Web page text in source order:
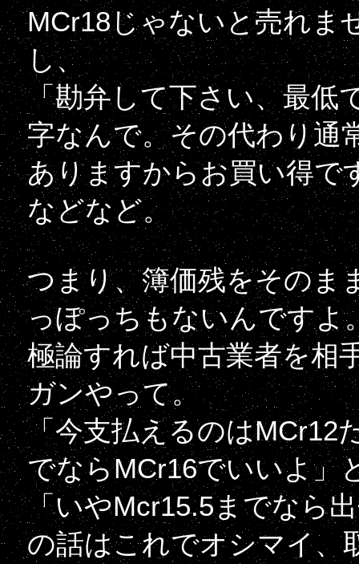
MCr18じゃないと売れま
し、
「勘弁して下さい、最低
字なんで。その代わり通
ありますからお買い得で
などなど。
つまり、簿価残をそのま
っぽっちもないんですよ
極論すれば中古業者を相
ガンやって。
「今支払えるのはMCr12
でならMCr16でいいよ」
「いやMcr15.5までなら
の話はこれでオシマイ、